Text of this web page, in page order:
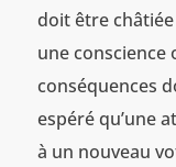
doit être
une conscience
conséquences
espéré qu’une
à un nouveau